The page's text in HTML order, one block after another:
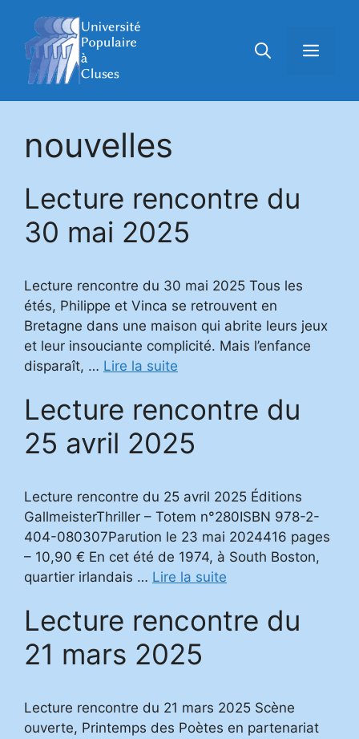
contenu
Menu
nouvelles
Lecture rencontre du
30 mai 2025
Lecture rencontre du 30 mai 2025 Tous les
étés, Philippe et Vinca se retrouvent en
Bretagne dans une maison qui abrite leurs jeux
et leur insouciante complicité. Mais l’enfance
disparaît, … Lire la suite
Lecture rencontre du
25 avril 2025
Lecture rencontre du 25 avril 2025 Éditions
GallmeisterThriller – Totem n°280ISBN 978-2-
404-080307Parution le 23 mai 2024416 pages
– 10,90 € En cet été de 1974, à South Boston,
quartier irlandais … Lire la suite
Lecture rencontre du
21 mars 2025
Lecture rencontre du 21 mars 2025 Scène
ouverte, Printemps des Poètes en partenariat